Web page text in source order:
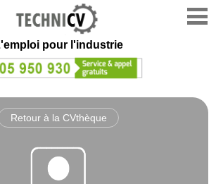
pour l'industrie
Retour à la CVthèque